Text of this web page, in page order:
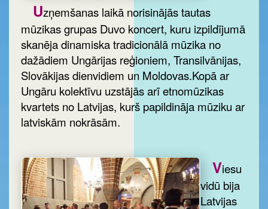
Uzņemšanas laikā norisinājās tautas
mūzikas grupas Duvo koncert, kuru izpildījumā
skanēja dinamiska tradicionālā mūzika no
dažādiem Ungārijas reģioniem, Transilvānijas,
Slovākijas dienvidiem un Moldovas.Kopā ar
Ungāru kolektīvu uzstājās arī etnomūzikas
kvartets no Latvijas, kurš papildināja mūziku ar
latviskām nokrāsām.
Viesu
vidū bija
Latvijas